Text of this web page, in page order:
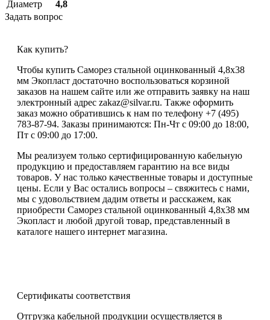
Диаметр
4,8
Задать вопрос
Как купить?
Чтобы купить Саморез стальной оцинкованный 4,8x38
мм Экопласт достаточно воспользоваться корзиной
заказов на нашем сайте или же отправить заявку на наш
электронный адрес zakaz@silvar.ru. Также оформить
заказ можно обратившись к нам по телефону +7 (495)
783-87-94. Заказы принимаются: Пн-Чт с 09:00 до 18:00,
Пт с 09:00 до 17:00.
Мы реализуем только сертифицированную кабельную
продукцию и предоставляем гарантию на все виды
товаров. У нас только качественные товары и доступные
цены. Если у Вас остались вопросы – свяжитесь с нами,
мы с удовольствием дадим ответы и расскажем, как
приобрести Саморез стальной оцинкованный 4,8x38 мм
Экопласт и любой другой товар, представленный в
каталоге нашего интернет магазина.
Сертификаты соответствия
Отгрузка кабельной продукции осуществляется в